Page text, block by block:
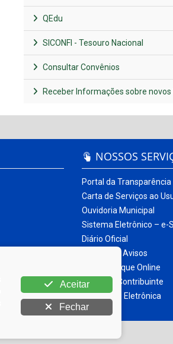
QEdu
SICONFI - Tesouro Nacional
Consultar Convênios
Receber Informações sobre novos
NOSSOS
Portal da Transparência
Carta de Serviços ao
Ouvidoria Municipal
Sistema Eletrônico – e-
Diário Oficial
Quadro de Avisos
Contracheque Online
Portal do Contribuinte
Nota Fiscal Eletrônica
Aceitar
Fechar